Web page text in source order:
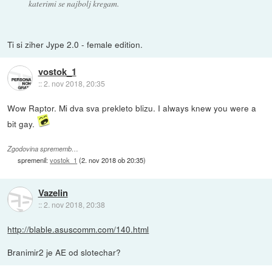
katerimi se najbolj kregam.
Ti si ziher Jype 2.0 - female edition.
vostok_1
::2. nov 2018, 20:35
Wow Raptor. Mi dva sva prekleto blizu. I always knew you were a
bit gay.
Zgodovina sprememb…
spremenil:vostok_1 (2. nov 2018 ob 20:35)
Vazelin
::2. nov 2018, 20:38
http://blable.asuscomm.com/140.html
Branimir2 je AE od slotechar?